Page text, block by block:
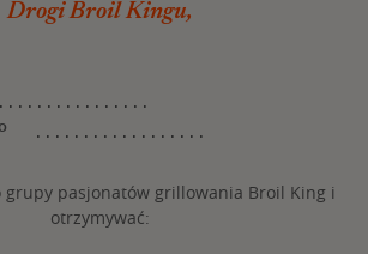
Drogi Broil Kingu,
grupy pasjonatów grillowania Broil King i
otrzymywać: